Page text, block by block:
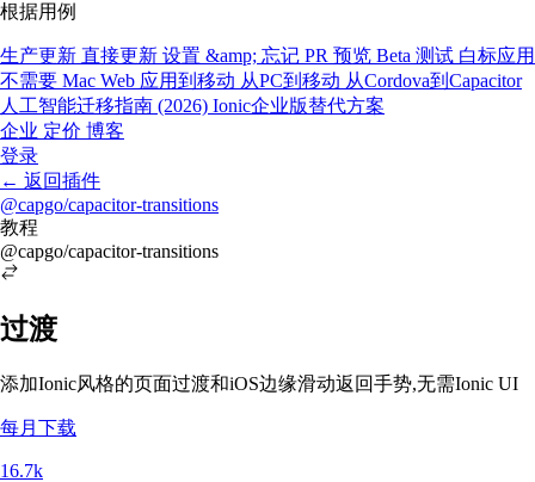
根据用例
生产更新 直接更新 设置 &amp; 忘记 PR 预览 Beta 测试 白标应用
不需要 Mac Web 应用到移动 从PC到移动 从Cordova到Capacitor
人工智能迁移指南 (2026) Ionic企业版替代方案
企业 定价 博客
登录
← 返回插件
@capgo/capacitor-transitions
教程
@capgo/capacitor-transitions
过渡
添加Ionic风格的页面过渡和iOS边缘滑动返回手势,无需Ionic UI
每月下载
16.7k